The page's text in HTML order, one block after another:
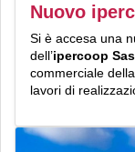
Nuovo
Si è accesa una
dell’ipercoop
commerciale
lavori di